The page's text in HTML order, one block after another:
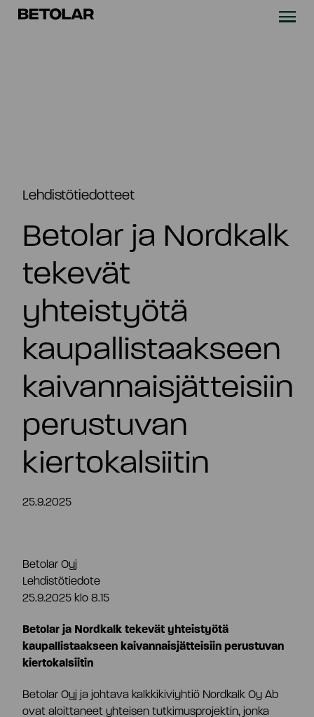
Siirry sisältöön
Betolar
YRITYS
SIJOITTAJILLE
Strategia ja tavoitteet
Markkinat
Osaketiedot
Tuottolaskuri
Tiivistelmä
Ota yhteyttä
FI
Lehdistötiedotteet
Betolar ja Nordkalk
tekevät
yhteistyötä
kaupallistaakseen
kaivannaisjätteisiin
perustuvan
kiertokalsiitin
25.9.2025
Betolar Oyj
Lehdistötiedote
25.9.2025 klo 8.15
Betolar ja Nordkalk tekevät yhteistyötä
kaupallistaakseen kaivannaisjätteisiin perustuvan
kiertokalsiitin
Betolar Oyj ja johtava kalkkikiviyhtiö Nordkalk Oy Ab
ovat aloittaneet yhteisen tutkimusprojektin, jonka